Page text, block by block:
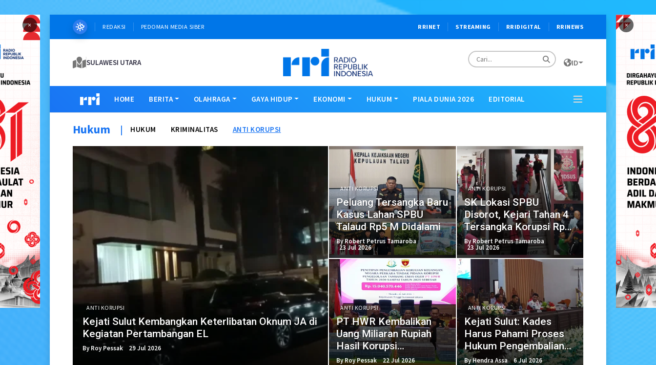
× ×
REDAKSI PEDOMAN MEDIA SIBER RRINET STREAMING RRIDIGITAL RRINEWS
SULAWESI UTARA ID
HOME BERITA OLAHRAGA GAYA HIDUP EKONOMI HUKUM PIALA DUNIA 2026 EDITORIAL
Hukum | HUKUM KRIMINALITAS ANTI KORUPSI
ANTI KORUPSI
Kejati Sulut Kembangkan Keterlibatan Oknum JA di
Kegiatan Pertambangan EL
By Roy Pessak 29 Jul 2026
ANTI KORUPSI
Peluang Tersangka Baru
Kasus Lahan SPBU
Talaud Rp5 M Didalami
By Robert Petrus Tamaroba
23 Jul 2026
ANTI KORUPSI
SK Lokasi SPBU
Disorot, Kejari Tahan 4
Tersangka Korupsi Rp5
Miliar
By Robert Petrus Tamaroba
23 Jul 2026
ANTI KORUPSI
PT HWR Kembalikan
Uang Miliaran Rupiah
Hasil Korupsi
Pertambangan
By Roy Pessak 22 Jul 2026
ANTI KORUPSI
Kejati Sulut: Kades
Harus Pahami Proses
Hukum Pengembalian
Penyelewengan Dandes
By Hendra Assa 6 Jul 2026